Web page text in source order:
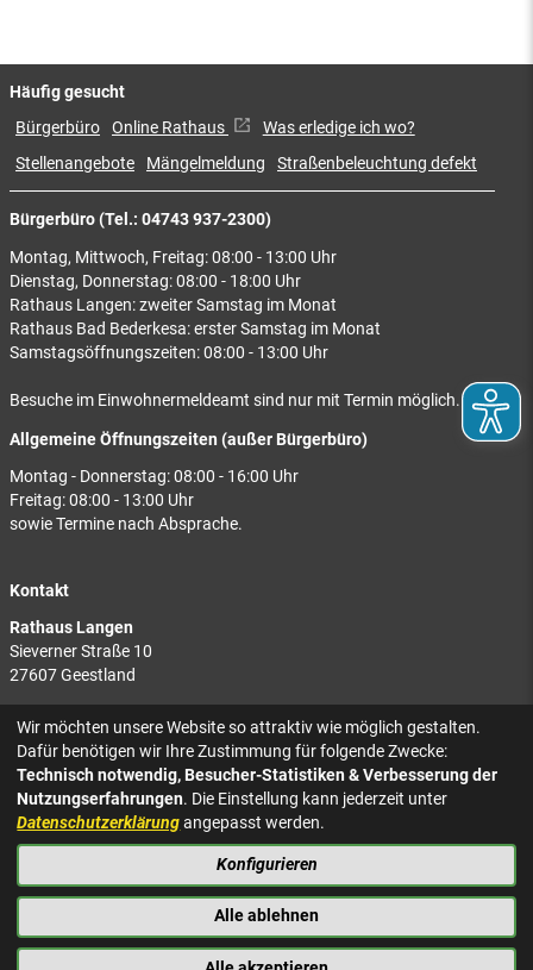
Bürgerbüro (Tel.: 04743 937-2300)
Montag, Mittwoch, Freitag: 08:00 - 13:00 Uhr
Dienstag, Donnerstag: 08:00 - 18:00 Uhr
Rathaus Langen: zweiter Samstag im Monat
Rathaus Bad Bederkesa: erster Samstag im Monat
Samstagsöffnungszeiten: 08:00 - 13:00 Uhr
Besuche im Einwohnermeldeamt sind nur mit Termin möglich.
Allgemeine Öffnungszeiten (außer Bürgerbüro)
Montag - Donnerstag: 08:00 - 16:00 Uhr
Freitag: 08:00 - 13:00 Uhr
sowie Termine nach Absprache.
Kontakt
Rathaus Langen
Sieverner Straße 10
27607 Geestland
Rathaus Bad Bederkesa
Am Markt 8
27624 Geestland
Tel.: 04743 937-2300
Häufig gesucht
Bürgerbüro Online Rathaus
Was erledige ich wo?
Stellenangebote
Mängelmeldung Straßenbeleuchtung defekt
KONTAKT
IMPRESSUM
DATENSCHUTZ
BARRIEREFREIHEIT
NACH OBEN
Wir möchten unsere Website so attraktiv wie möglich gestalten.
Dafür benötigen wir Ihre Zustimmung für folgende Zwecke:
Technisch notwendig, Besucher-Statistiken & Verbesserung der
Nutzungserfahrungen. Die Einstellung kann jederzeit unter
Datenschutzerklärungangepasst werden.
Konfigurieren
Alle ablehnen